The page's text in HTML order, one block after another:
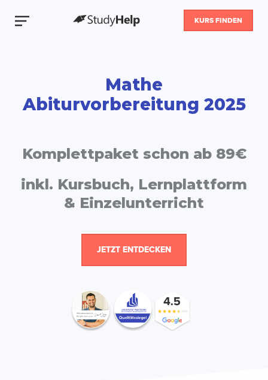
KURS FINDEN
Mathe
Abiturvorbereitung 2025
Komplettpaket schon ab 89€
inkl. Kursbuch, Lernplattform
& Einzelunterricht
JETZT ENTDECKEN